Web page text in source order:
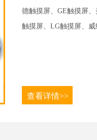
德触摸屏、GE触摸屏
触摸屏、LG触摸屏、
查看详情>>